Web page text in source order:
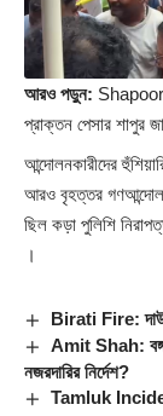
আরও পড়ুন: Shapoor
প্রাক্তন পেসার শাপুর
আন্দোলনকারীদের
আরও বৃহত্তর
ছিল কড়া পুলিশি
।
Birati Fire: দাউ
Amit Shah: বঙ্গ
নজরদারির নির্দেশ?
Tamluk